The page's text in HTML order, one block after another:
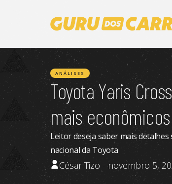
ANÁLISES
Toyota Yaris
mais
Leitor deseja saber mais
nacional da Toyota
César Tizo - novembro 5,